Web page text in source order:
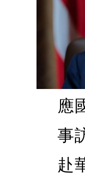
應
事
赴